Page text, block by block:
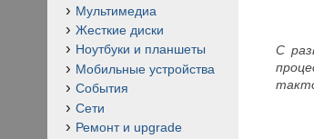
С
Мультимедиа
Жесткие диски
Ноутбуки и планшеты
Мобильные устройства
События
Сети
Ремонт и upgrade